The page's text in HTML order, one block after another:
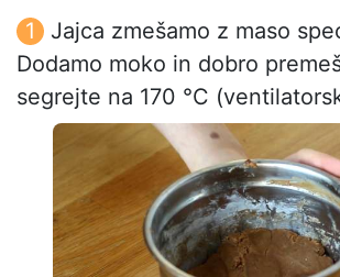
Jajca zmešamo z maso
Dodamo moko in dobro
segrejte na 170 °C